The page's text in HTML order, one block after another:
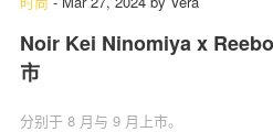
Noir Kei Ninomiya x
市
分别于 8 月与 9 月上市。